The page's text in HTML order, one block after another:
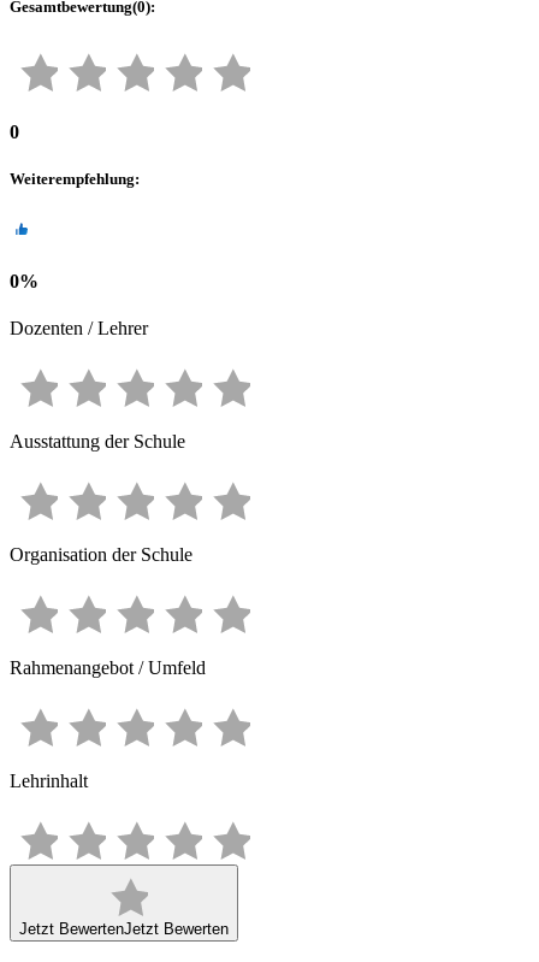
Gesamtbewertung(0):
0
Weiterempfehlung:
0%
Dozenten / Lehrer
Ausstattung der Schule
Organisation der Schule
Rahmenangebot / Umfeld
Lehrinhalt
Jetzt BewertenJetzt Bewerten